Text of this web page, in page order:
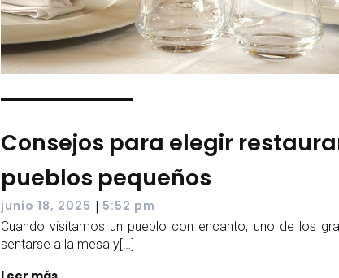
Consejos para elegir
pueblos pequeños
junio 18, 2025 | 5:52 pm
Cuando visitamos un pueblo con encanto, uno de los
sentarse a la mesa y[…]